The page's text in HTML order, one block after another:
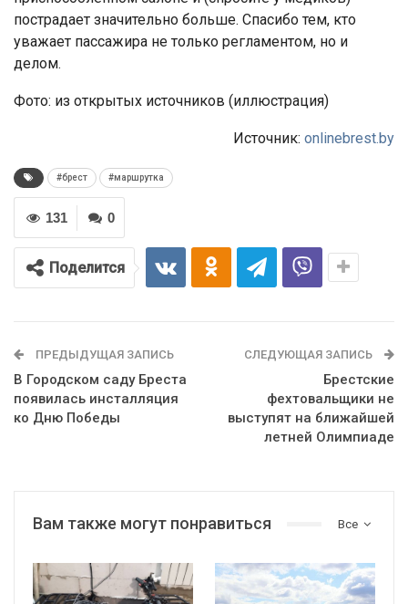
пострадает значительно больше. Спасибо тем, кто
уважает пассажира не только регламентом, но и
делом.
Фото: из открытых источников (иллюстрация)
Источник: onlinebrest.by
#брест #маршрутка
0
131
Поделится
ПРЕДЫДУЩАЯ ЗАПИСЬ
В Городском саду Бреста
появилась инсталляция
ко Дню Победы
СЛЕДУЮЩАЯ ЗАПИСЬ
Брестские
фехтовальщики не
выступят на ближайшей
летней Олимпиаде
Все
Вам также могут понравиться